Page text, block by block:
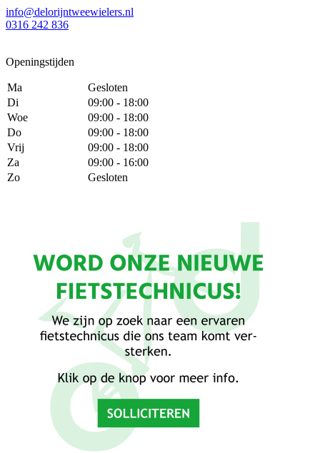
info@delorijntweewielers.nl
0316 242 836
Openingstijden
Ma
Gesloten
Di
09:00 - 18:00
Woe
09:00 - 18:00
Do
09:00 - 18:00
Vrij
09:00 - 18:00
Za
09:00 - 16:00
Zo
Gesloten